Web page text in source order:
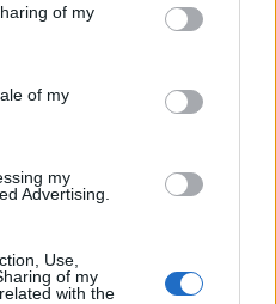
behaviour. You may click to
and its third-party tags to
purposes in below Google
of my
of my
my
Advertising.
Use,
of my
with the
műtárgyai.
A program során
megfejteni a Magyar
Gárdonyi
A helyes választ adók
a Várműhely, a
számos kézműves